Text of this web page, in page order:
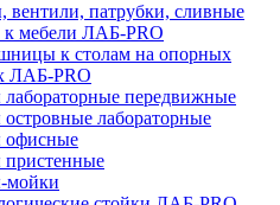
вентили, патрубки, сливные
мебели ЛАБ-PRO
к столам на опорных
ЛАБ-PRO
передвижные
лабораторные
офисные
мойки